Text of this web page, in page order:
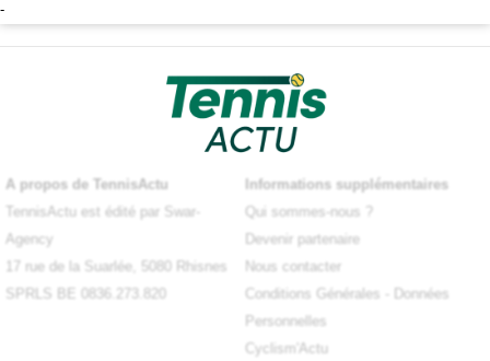
-
A propos de TennisActu
TennisActu est édité par Swar-
Agency
17 rue de la Suarlée, 5080 Rhisnes
SPRLS BE 0836.273.820
Informations supplémentaires
Qui sommes-nous ?
Devenir partenaire
Nous contacter
Conditions Générales
Données
Personnelles
Cyclism'Actu